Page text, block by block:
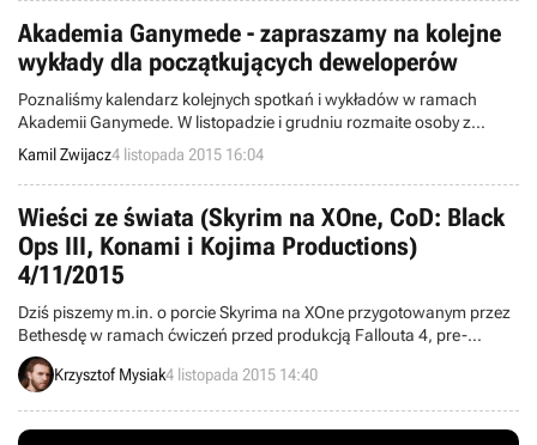
Akademia Ganymede - zapraszamy na kolejne
wykłady dla początkujących deweloperów
Poznaliśmy kalendarz kolejnych spotkań i wykładów w ramach
Akademii Ganymede. W listopadzie i grudniu rozmaite osoby z
branży gier wideo omawiać będą przede wszystkim kwestie
związane ze współpracą deweloperów z mediami.
Kamil Zwijacz4 listopada 2015 16:04
Wieści ze świata (Skyrim na XOne, CoD: Black
Ops III, Konami i Kojima Productions)
4/11/2015
Dziś piszemy m.in. o porcie Skyrima na XOne przygotowanym przez
Bethesdę w ramach ćwiczeń przed produkcją Fallouta 4, pre-
loadzie Call of Duty: Black Ops III na PC oraz o oficjalnym
potwierdzeniu zamknięcia Kojima Productions w Los Angeles przez
wiadomości.
Krzysztof Mysiak4 listopada 2015 14:40